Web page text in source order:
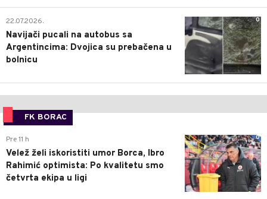
0
22.07.2026.
Navijači pucali na autobus sa
Argentincima: Dvojica su prebačena u
bolnicu
FK BORAC
0
Pre 11 h
Velež želi iskoristiti umor Borca, Ibro
Rahimić optimista: Po kvalitetu smo
četvrta ekipa u ligi